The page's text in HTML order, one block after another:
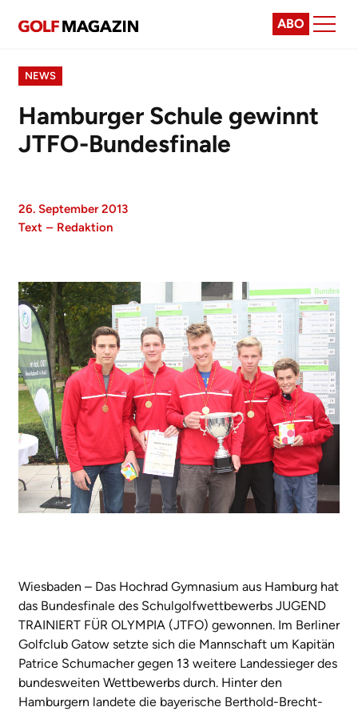
ABO
NEWS
Hamburger Schule gewinnt
JTFO-Bundesfinale
26. September 2013
Text – Redaktion
Wiesbaden – Das Hochrad Gymnasium aus Hamburg hat
das Bundesfinale des Schulgolfwettbewerbs JUGEND
TRAINIERT FÜR OLYMPIA (JTFO) gewonnen. Im Berliner
Golfclub Gatow setzte sich die Mannschaft um Kapitän
Patrice Schumacher gegen 13 weitere Landessieger des
bundesweiten Wettbewerbs durch. Hinter den
Hamburgern landete die bayerische Berthold-Brecht-